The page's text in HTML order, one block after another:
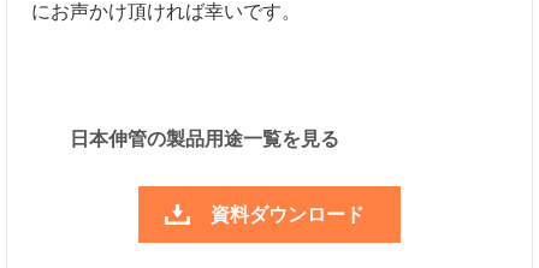
にお声かけ頂ければ幸いです。
日本伸管の製品用途一覧を見る
資料ダウンロード